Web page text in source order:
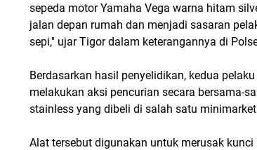
sepeda motor Yamaha Vega warna hitam
jalan depan rumah dan menjadi sasaran
sepi,'' ujar Tigor dalam keterangannya di
Berdasarkan hasil penyelidikan, kedua
melakukan aksi pencurian secara bersama-
stainless yang dibeli di salah satu
Alat tersebut digunakan untuk merusak